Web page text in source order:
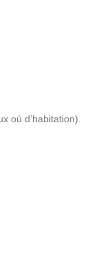
où d’habitation).